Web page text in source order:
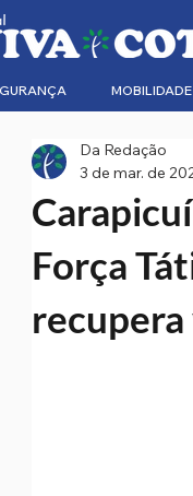
MOBILIDADE
Força
Da Redação
3 de mar. de